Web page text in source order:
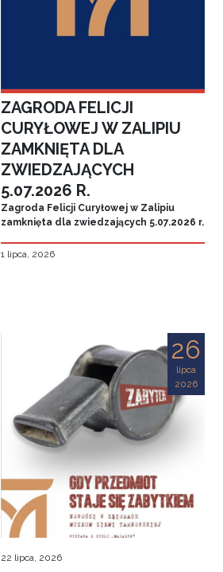
ZAGRODA FELICJI
CURYŁOWEJ W ZALIPIU
ZAMKNIĘTA DLA
ZWIEDZAJĄCYCH
5.07.2026 R.
Zagroda Felicji Curyłowej w Zalipiu
zamknięta dla zwiedzających 5.07.2026 r.
1 lipca, 2026
26
lipca
2026
22 lipca, 2026